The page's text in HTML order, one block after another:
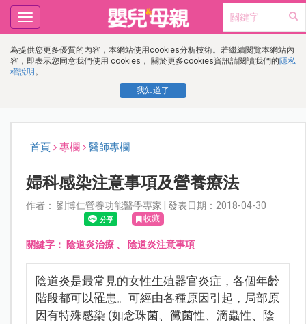
為提供您更多優質的內容，本網站使用cookies分析技術。若繼續閱覽本網站內
容，即表示您同意我們使用 cookies， 關於更多cookies資訊請閱讀我們的隱私
權說明 。
我知道了
Toggle
navigation
首頁 專欄 醫師專欄
婦科感染注意事項及營養療法
作者： 劉博仁營養功能醫學專家 | 發表日期：2018-04-30
收藏
關鍵字： 陰道炎治療、 陰道炎注意事項
陰道炎是最常見的女性生殖器官炎症，各個年齡
階段都可以罹患。可經由各種原因引起，局部原
因有特殊感染 (如念珠菌、黴菌性、滴蟲性、陰